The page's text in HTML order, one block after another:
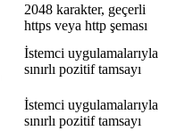
2048 karakter, geçerli
https veya http şeması
İstemci uygulamalarıyla
sınırlı pozitif tamsayı
İstemci uygulamalarıyla
sınırlı pozitif tamsayı